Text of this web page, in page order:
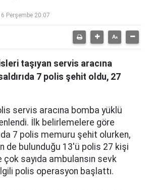
Perşembe 20:07
taşıyan servis aracına
7 polis şehit oldu, 27
servis aracına bomba yüklü
İlk belirlemelere göre
7 polis memuru şehit olurken,
de bulunduğu 13'ü polis 27 kişi
çok sayıda ambulansın sevk
polis operasyon başlattı.